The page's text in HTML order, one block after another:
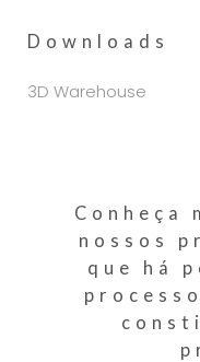
Downloads
3D Warehouse
Conheça
nossos
que há